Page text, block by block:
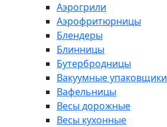
Аэрогрили
Аэрофритюрницы
Блендеры
Блинницы
Бутербродницы
Вакуумные упаковщики
Вафельницы
Весы дорожные
Весы кухонные